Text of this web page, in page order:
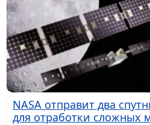
NASA отправит два
для отработки сложных